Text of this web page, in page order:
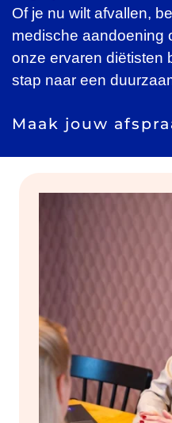
Of je nu wilt afvallen,
medische aandoening
onze ervaren diëtisten
stap naar een
Maak jouw